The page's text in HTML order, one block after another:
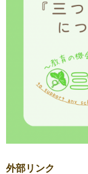
外部リンク